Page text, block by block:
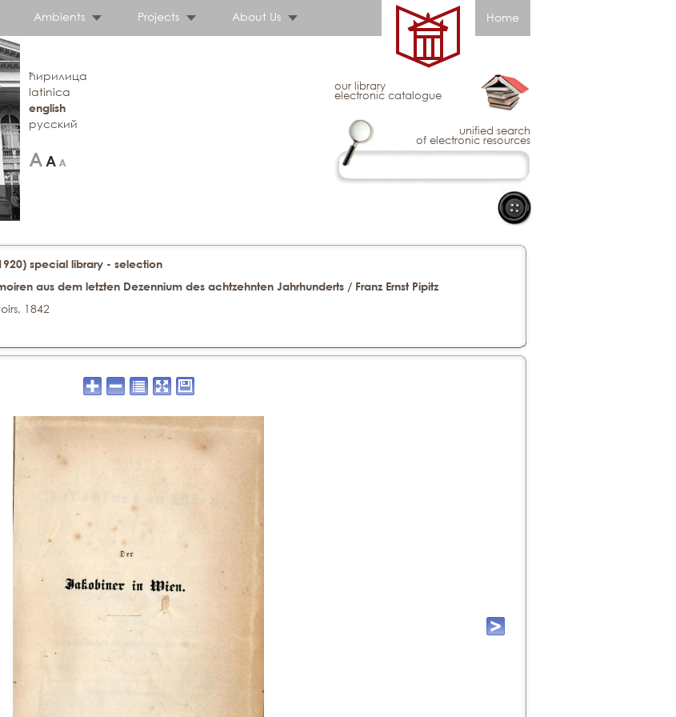
Ambients Projects About Us Home
ћирилица
latinica
english
русский
our library
electronic catalogue
unified search
of electronic resources
special library - selection
aus dem letzten Dezennium des achtzehnten Jahrhunderts / Franz Ernst Pipitz
1842